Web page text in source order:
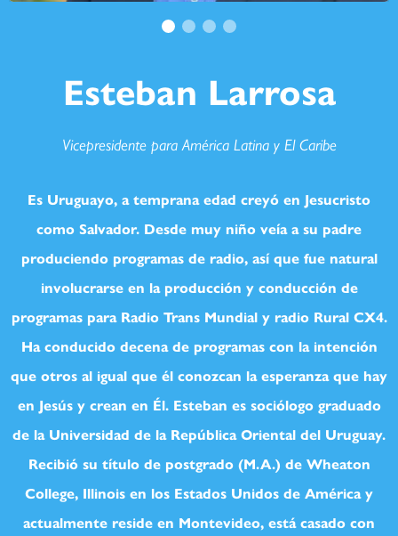
Esteban Larrosa
Vicepresidente para América Latina y El Caribe
Es Uruguayo, a temprana edad creyó en Jesucristo
como Salvador. Desde muy niño veía a su padre
produciendo programas de radio, así que fue natural
involucrarse en la producción y conducción de
programas para Radio Trans Mundial y radio Rural CX4.
Ha conducido decena de programas con la intención
que otros al igual que él conozcan la esperanza que hay
en Jesús y crean en Él. Esteban es sociólogo graduado
de la Universidad de la República Oriental del Uruguay.
Recibió su título de postgrado (M.A.) de Wheaton
College, Illinois en los Estados Unidos de América y
actualmente reside en Montevideo, está casado con